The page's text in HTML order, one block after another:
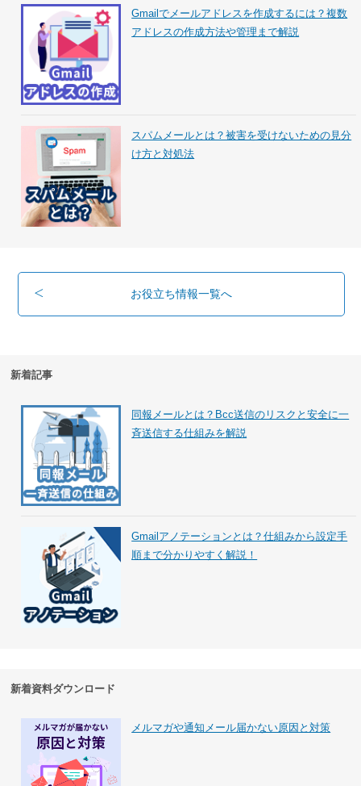
Gmailでメールアドレスを作成するには？複数
アドレスの作成方法や管理まで解説
スパムメールとは？被害を受けないための見分
け方と対処法
お役立ち情報一覧へ
新着記事
同報メールとは？Bcc送信のリスクと安全に一
斉送信する仕組みを解説
Gmailアノテーションとは？仕組みから設定手
順まで分かりやすく解説！
新着資料ダウンロード
メルマガや通知メール届かない原因と対策